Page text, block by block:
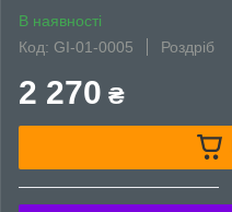
В наявності
Код: GI-01-0005
Роздріб
2 270 ₴